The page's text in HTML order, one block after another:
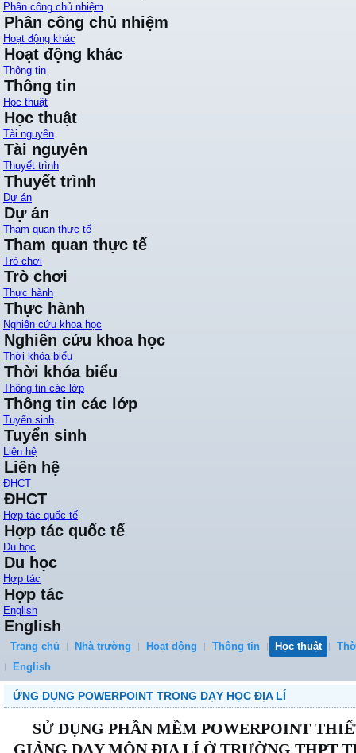
Phân công chủ nhiệm
Phân công chủ nhiệm
Hoạt động khác
Hoạt động khác
Thông tin
Thông tin
Học thuật
Học thuật
Tài nguyên
Tài nguyên
Thuyết trình
Thuyết trình
Dự án
Dự án
Tham quan thực tế
Tham quan thực tế
Trò chơi
Trò chơi
Thực hành
Thực hành
Nghiên cứu khoa học
Nghiên cứu khoa học
Thời khóa biểu
Thời khóa biểu
Thông tin các lớp
Thông tin các lớp
Tuyển sinh
Tuyển sinh
Liên hệ
Liên hệ
ĐHCT
ĐHCT
Hợp tác quốc tế
Hợp tác quốc tế
Du học
Du học
Hợp tác
Hợp tác
English
English
Trang chủ Nhà trường Hoạt động Thông tin Học thuật
English
ỨNG DỤNG POWERPOINT TRONG DẠY HỌC ĐỊA LÍ
SỬ DỤNG PHẦN MỀM POWERPOINT
GIẢNG DẠY MÔN ĐỊA LÍ Ở TRƯỜNG THPT